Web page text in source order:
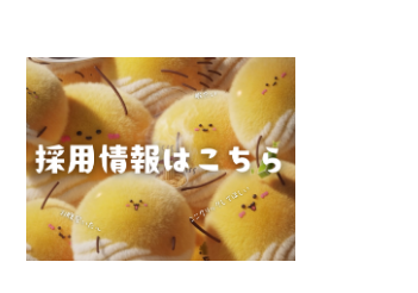
業廃棄物収集運搬業におい
定を取得致しました！！ 今
テクノクラシーを宜しくお
。
歓送迎会
緊急事態宣言も解除さ
迎会を実施致しました
務員さんが寿退社され
新しい事務員さんが入
歓迎会と送別会を兼ね